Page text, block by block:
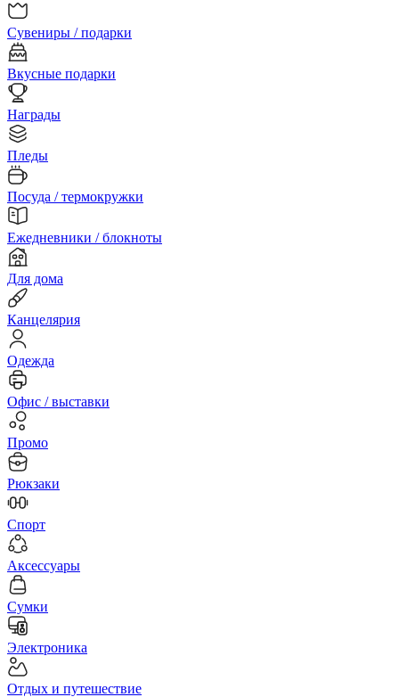
Сувениры / подарки
Вкусные подарки
Награды
Пледы
Посуда / термокружки
Ежедневники / блокноты
Для дома
Канцелярия
Одежда
Офис / выставки
Промо
Рюкзаки
Спорт
Аксессуары
Сумки
Электроника
Отдых и путешествие